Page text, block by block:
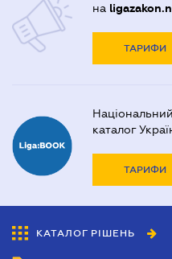
на
ТАРИФИ
каталог
ТАРИФИ
КАТАЛОГ РІШЕНЬ